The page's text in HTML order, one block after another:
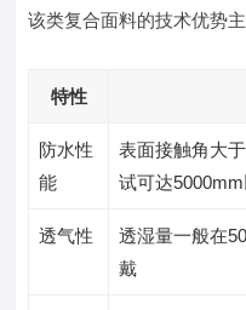
该类复合面料的技术优势
特性
防水性
能
表面接触角大
试可达5000mm
透气性
透湿量一般在
戴